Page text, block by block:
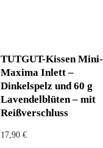
TUTGUT-Kissen Mini-
Maxima Inlett –
Dinkelspelz und 60 g
Lavendelblüten – mit
Reißverschluss
17,90 €